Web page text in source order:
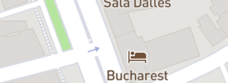
Criza existențială, secretul, refularea, sentimentul de culpabilitate,
trauma colectivă care a sudat sau dezintegrat un grup, fragilitatea,
solidaritatea, individualismul sunt câteva dintre temele abordate.
Este povestea unei comunități de persoane care lucrează împreună
de mulți ani, perturbată de un eveniment ce provoacă o înlănțuire
de conflicte. Evenimente din trecut reapar sub forma unor flash-
back-uri, în care descoperim toxicitatea și complexitatea relațiilor
dintre ei, jocurile de putere, de dominare, ambiguitatea, dificultatea